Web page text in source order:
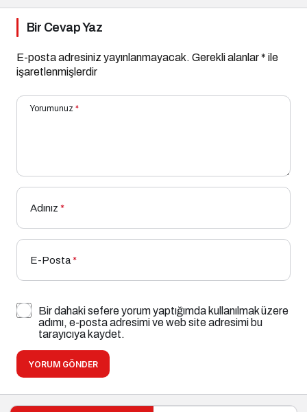
Bir Cevap Yaz
E-posta adresiniz yayınlanmayacak. Gerekli alanlar* ile
işaretlenmişlerdir
Yorumunuz *
Adınız *
E-Posta*
Bir dahaki sefere yorum yaptığımda kullanılmak üzere
adımı, e-posta adresimi ve web site adresimi bu
tarayıcıya kaydet.
YORUM GÖNDER